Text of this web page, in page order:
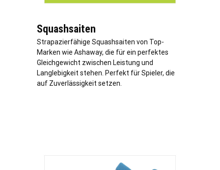
Squashsaiten
Strapazierfähige Squashsaiten von Top-
Marken wie Ashaway, die für ein perfektes
Gleichgewicht zwischen Leistung und
Langlebigkeit stehen. Perfekt für Spieler, die
auf Zuverlässigkeit setzen.